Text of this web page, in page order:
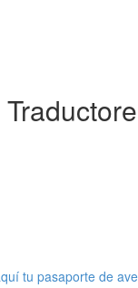
tu pasaporte de